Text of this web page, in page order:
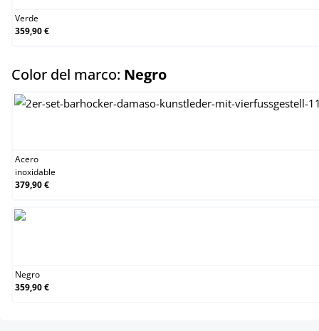
Verde
359,90 €
Color del marco: Negroselect
Acero
inoxidable
379,90 €
Negro
359,90 €